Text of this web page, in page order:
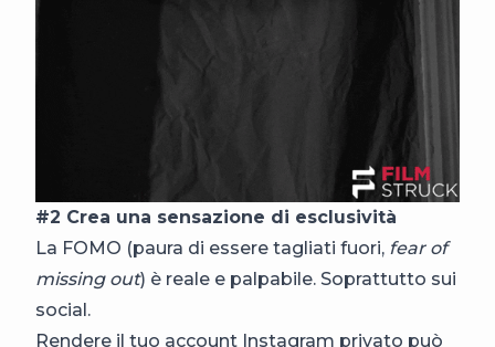
#2 Crea una sensazione di esclusività
La FOMO (paura di essere tagliati fuori, fear of
missing out) è reale e palpabile. Soprattutto sui
social.
Rendere il tuo account Instagram privato può